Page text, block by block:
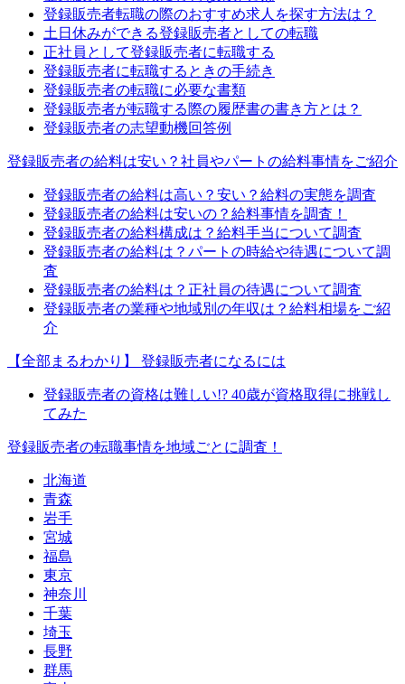
登録販売者転職の際のおすすめ求人を探す方法は？
土日休みができる登録販売者としての転職
正社員として登録販売者に転職する
登録販売者に転職するときの手続き
登録販売者の転職に必要な書類
登録販売者が転職する際の履歴書の書き方とは？
登録販売者の志望動機回答例
登録販売者の給料は安い？社員やパートの給料事情をご紹介
登録販売者の給料は高い？安い？給料の実態を調査
登録販売者の給料は安いの？給料事情を調査！
登録販売者の給料構成は？給料手当について調査
登録販売者の給料は？パートの時給や待遇について調
査
登録販売者の給料は？正社員の待遇について調査
登録販売者の業種や地域別の年収は？給料相場をご紹
介
【全部まるわかり】 登録販売者になるには
登録販売者の資格は難しい!? 40歳が資格取得に挑戦し
てみた
登録販売者の転職事情を地域ごとに調査！
北海道
青森
岩手
宮城
福島
東京
神奈川
千葉
埼玉
長野
群馬